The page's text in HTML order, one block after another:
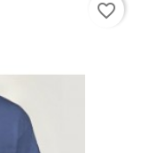
favorite_border